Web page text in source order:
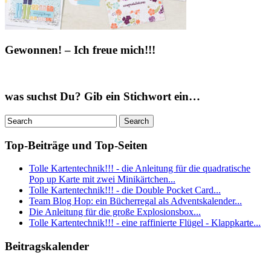
Gewonnen! – Ich freue mich!!!
was suchst Du? Gib ein Stichwort ein…
Top-Beiträge und Top-Seiten
Tolle Kartentechnik!!! - die Anleitung für die quadratische
Pop up Karte mit zwei Minikärtchen...
Tolle Kartentechnik!!! - die Double Pocket Card...
Team Blog Hop: ein Bücherregal als Adventskalender...
Die Anleitung für die große Explosionsbox...
Tolle Kartentechnik!!! - eine raffinierte Flügel - Klappkarte...
Beitragskalender